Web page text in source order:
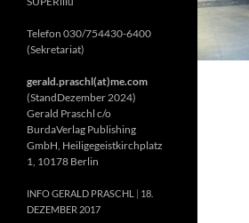
Telefon 030/754430-6400
(Sekretariat)
gerald.praschl(at)me.com
(StandDezember 2024)
Gerald Praschl c/o
BurdaVerlag Publishing
GmbH, Heiligegeistkirchplatz
1, 10178 Berlin
INFO GERALD PRASCHL
18.
DEZEMBER 2017